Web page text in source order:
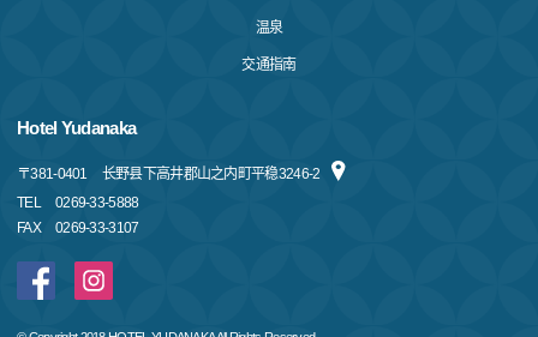
温泉
交通指南
Hotel Yudanaka
〒381-0401
长野县下高井郡山之内町平稳3246-2
TEL
0269-33-5888
FAX
0269-33-3107